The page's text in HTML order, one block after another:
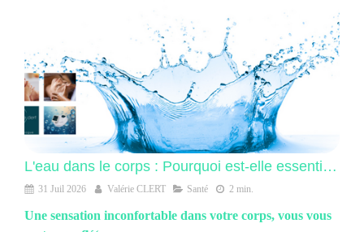
L'eau dans le corps : Pourquoi est-elle essentielle et que se passe t'il lorsqu'elle s'accumule ?
31 Juil 2026 Valérie CLERT Santé 2 min.
Une sensation inconfortable dans votre corps, vous vous